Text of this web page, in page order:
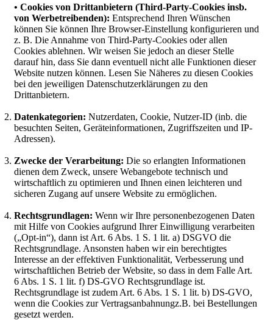
• Cookies von Drittanbietern (Third-Party-Cookies insb.
von Werbetreibenden): Entsprechend Ihren Wünschen
können Sie können Ihre Browser-Einstellung konfigurieren und
z. B. Die Annahme von Third-Party-Cookies oder allen
Cookies ablehnen. Wir weisen Sie jedoch an dieser Stelle
darauf hin, dass Sie dann eventuell nicht alle Funktionen dieser
Website nutzen können. Lesen Sie Näheres zu diesen Cookies
bei den jeweiligen Datenschutzerklärungen zu den
Drittanbietern.
Datenkategorien: Nutzerdaten, Cookie, Nutzer-ID (inb. die
besuchten Seiten, Geräteinformationen, Zugriffszeiten und IP-
Adressen).
Zwecke der Verarbeitung: Die so erlangten Informationen
dienen dem Zweck, unsere Webangebote technisch und
wirtschaftlich zu optimieren und Ihnen einen leichteren und
sicheren Zugang auf unsere Website zu ermöglichen.
Rechtsgrundlagen: Wenn wir Ihre personenbezogenen Daten
mit Hilfe von Cookies aufgrund Ihrer Einwilligung verarbeiten
(„Opt-in“), dann ist Art. 6 Abs. 1 S. 1 lit. a) DSGVO die
Rechtsgrundlage. Ansonsten haben wir ein berechtigtes
Interesse an der effektiven Funktionalität, Verbesserung und
wirtschaftlichen Betrieb der Website, so dass in dem Falle Art.
6 Abs. 1 S. 1 lit. f) DS-GVO Rechtsgrundlage ist.
Rechtsgrundlage ist zudem Art. 6 Abs. 1 S. 1 lit. b) DS-GVO,
wenn die Cookies zur Vertragsanbahnungz.B. bei Bestellungen
gesetzt werden.